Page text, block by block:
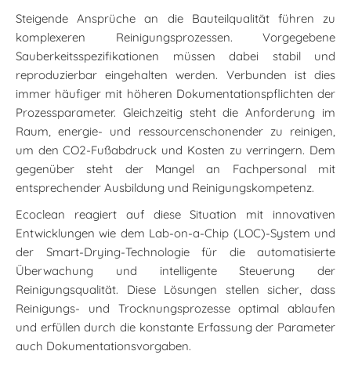
Steigende Ansprüche an die Bauteilqualität führen zu
komplexeren Reinigungsprozessen. Vorgegebene
Sauberkeitsspezifikationen müssen dabei stabil und
reproduzierbar eingehalten werden. Verbunden ist dies
immer häufiger mit höheren Dokumentationspflichten der
Prozessparameter. Gleichzeitig steht die Anforderung im
Raum, energie- und ressourcenschonender zu reinigen,
um den CO2-Fußabdruck und Kosten zu verringern. Dem
gegenüber steht der Mangel an Fachpersonal mit
entsprechender Ausbildung und Reinigungskompetenz.
Ecoclean reagiert auf diese Situation mit innovativen
Entwicklungen wie dem Lab-on-a-Chip (LOC)-System und
der Smart-Drying-Technologie für die automatisierte
Überwachung und intelligente Steuerung der
Reinigungsqualität. Diese Lösungen stellen sicher, dass
Reinigungs- und Trocknungsprozesse optimal ablaufen
und erfüllen durch die konstante Erfassung der Parameter
auch Dokumentationsvorgaben.